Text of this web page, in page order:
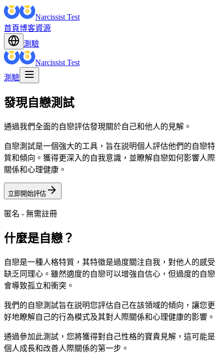
Narcissist Test
首頁博客資源
測驗
Narcissist Test
測驗
發現自戀測試
通過我們全面的自戀評估發現關於自己和他人的見解。
自戀測試是一個強大的工具，旨在説明個人評估他們的自戀特
質和傾向。獲得更深入的自我意識，並瞭解自戀如何影響人際
關係和心理健康。
立即開始評估
匿名 - 無需註冊
什麼是自戀？
自戀是一種人格特質，其特徵是過度關注自我，對他人的感受
缺乏同理心。雖然適度的自戀可以增強自信心，但過度的自戀
會導致孤立和衝突。
我們的自戀測試旨在説明您評估自己在該領域的傾向，讓您更
好地瞭解自己的行為模式及其對人際關係和心理健康的影響。
通過參加此測試，您將獲得對自己性格的寶貴見解，這可能是
個人成長和改善人際關係的第一步。